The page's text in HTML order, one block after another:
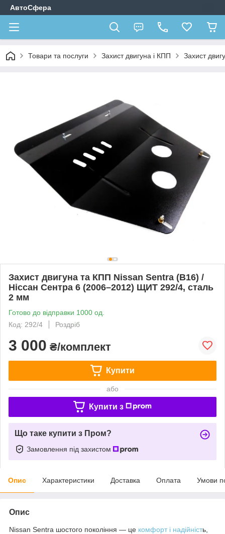
АвтоСфера
Товари та послуги Захист двигуна і КПП Захист
Захист двигуна та КПП Nissan Sentra (B16) /
Ніссан Сентра 6 (2006–2012) ЩИТ 292/4, сталь
2 мм
Готово до відправки 1000 од.
Код: 292/4
Роздріб
3 000 ₴/комплект
Купити
або
Купити з
Що таке купити з Пром?
Замовлення під захистом
Опис Характеристики Доставка Оплата Умови
Опис
Nissan Sentra шостого покоління — це комфорт і надійність,